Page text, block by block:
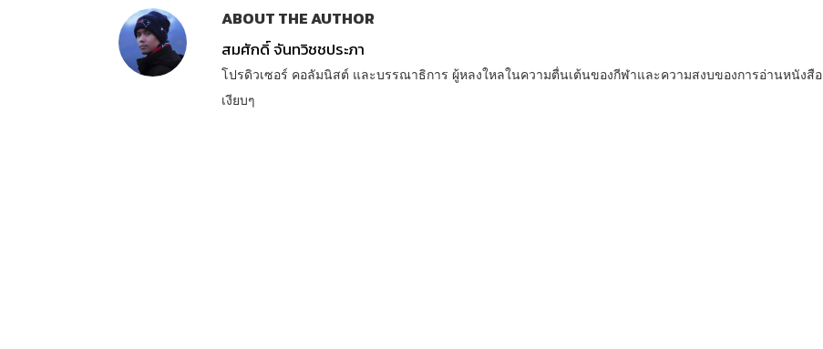
ABOUT THE AUTHOR
สมศักดิ์ จันทวิชชประภา
โปรดิวเซอร์ คอลัมนิสต์ และบรรณาธิการ ผู้หลงใหลในความตื่นเต้นของกีฬาและความสงบของการอ่านหนังสือ
เงียบๆ